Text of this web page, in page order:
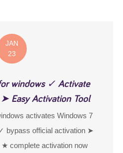
JAN
23
windows ✓ Activate
➤ Easy Activation Tool
activates Windows 7
bypass official activation ➤
complete activation now